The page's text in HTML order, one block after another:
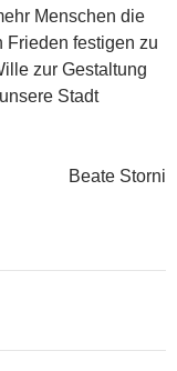
Menschen die
Frieden festigen zu
zur Gestaltung
Stadt
Beate Storni